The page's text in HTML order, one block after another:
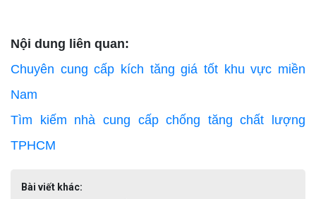
Nội dung liên quan:
Chuyên cung cấp kích tăng giá tốt khu vực miền
Nam
Tìm kiếm nhà cung cấp chống tăng chất lượng
TPHCM
Bài viết khác: